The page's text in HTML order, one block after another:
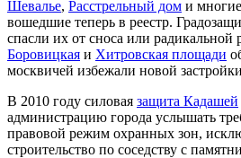
Шевалье, Расстрельный дом и
вошедшие теперь в реестр.
спасли их от сноса или радикальной
Боровицкая и Хитровская площади
москвичей избежали новой
В 2010 году силовая защита Кадашей
администрацию города услышать
правовой режим охранных зон,
строительство по соседству с